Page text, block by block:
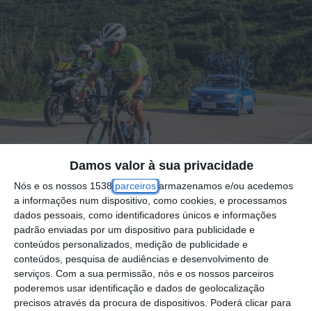
Damos valor à sua privacidade
Nós e os nossos 1538 parceiros armazenamos e/ou acedemos
a informações num dispositivo, como cookies, e processamos
dados pessoais, como identificadores únicos e informações
padrão enviadas por um dispositivo para publicidade e
conteúdos personalizados, medição de publicidade e
conteúdos, pesquisa de audiências e desenvolvimento de
serviços. Com a sua permissão, nós e os nossos parceiros
poderemos usar identificação e dados de geolocalização
precisos através da procura de dispositivos. Poderá clicar para
Contrariamente ao que foi anunciado pela
organização, a Volta a Portugal em Bicicleta
terá apenas um corredor da Lezíria do Tejo,
no seu arranque, que ocorre esta quarta-